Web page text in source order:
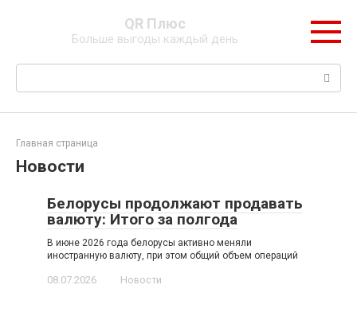
QR Плюс
Больше выгоды каждый день
Поиск:
Главная страница
Новости
Белорусы продолжают продавать
валюту: Итого за полгода
В июне 2026 года белорусы активно меняли
иностранную валюту, при этом общий объем операций
08.07.2026 Новости